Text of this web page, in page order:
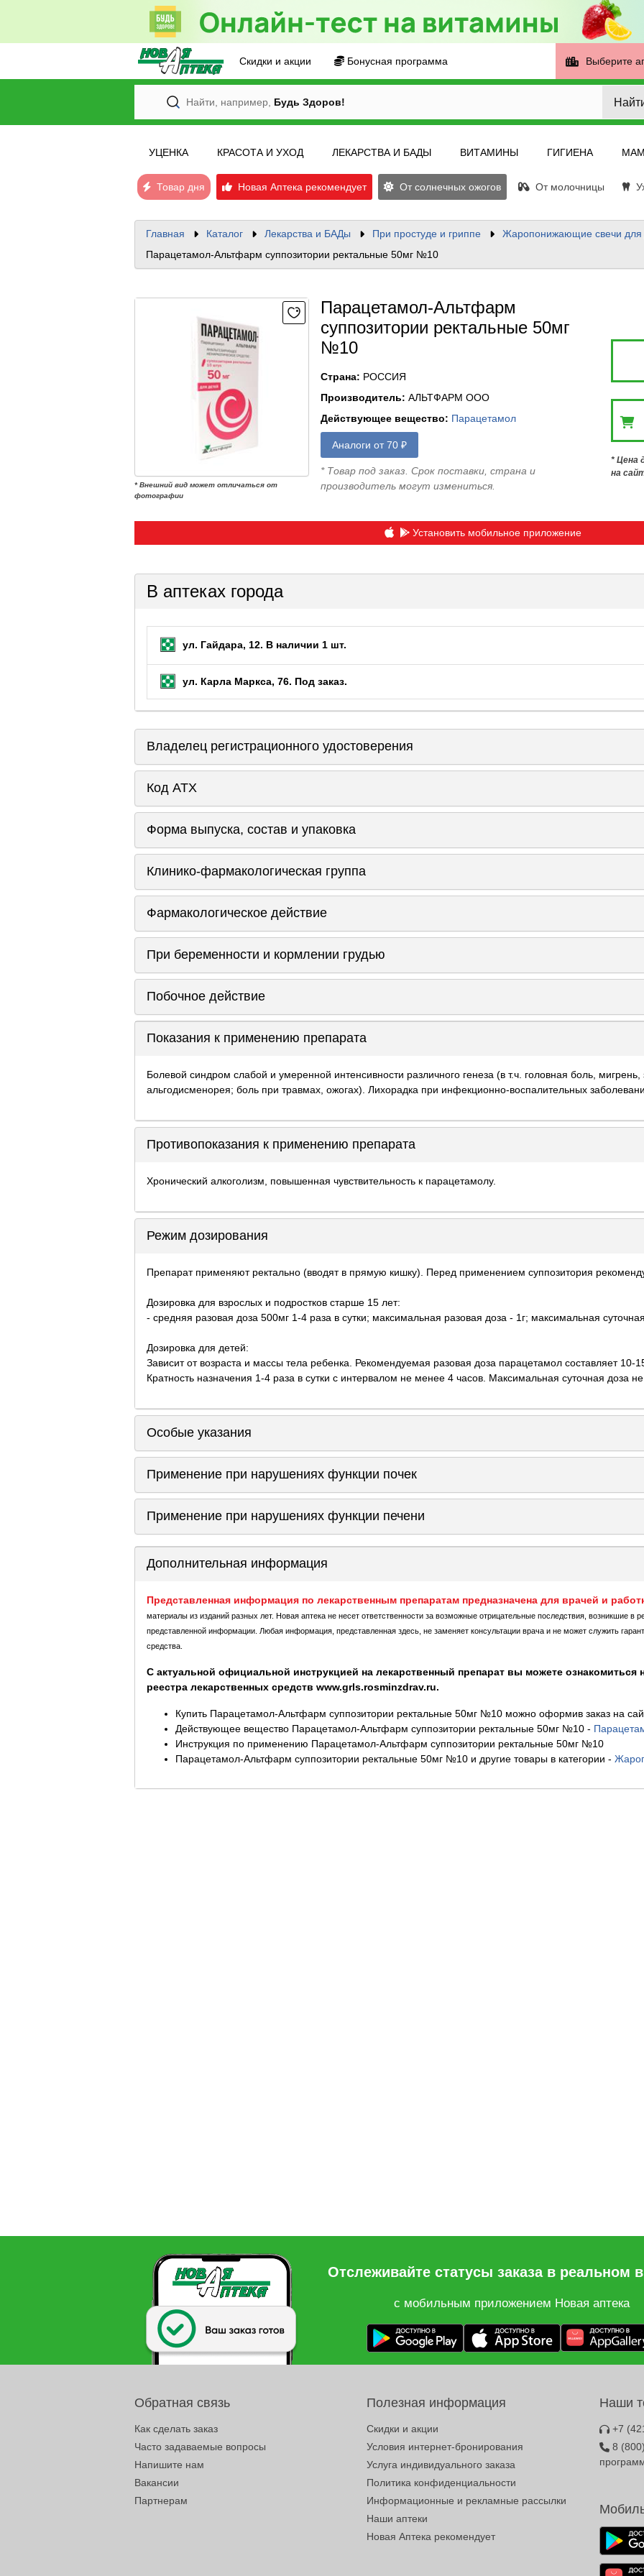
Скидки и акции Бонусная программа Выберите
Найти, например, Будь Здоров!
УЦЕНКА КРАСОТА И УХОД ЛЕКАРСТВА И БАДЫ ВИТАМИНЫ ГИГИЕНА
Товар дня Новая Аптека рекомендует От солнечных ожогов От молочницы
Главная Каталог Лекарства и БАДы При простуде и гриппе
Жаропонижающие свечи для
Парацетамол-Альтфарм суппозитории ректальные 50мг №10
* Внешний вид может отличаться от
фотографии
Парацетамол-Альтфарм
суппозитории ректальные 50мг
№10
Страна: РОССИЯ
Производитель: АЛЬТФАРМ ООО
Действующее вещество: Парацетамол
Аналоги от 70 ₽
* Товар под заказ. Срок поставки, страна и
производитель могут измениться.
* Цена
на
Установить мобильное приложение
В аптеках города
ул. Гайдара, 12. В наличии 1 шт.
ул. Карла Маркса, 76. Под заказ.
Владелец регистрационного удостоверения
Код ATX
Форма выпуска, состав и упаковка
Клинико-фармакологическая группа
Фармакологическое действие
При беременности и кормлении грудью
Побочное действие
Показания к применению препарата
Болевой синдром слабой и умеренной интенсивности различного генеза (в т.ч. головная боль, мигрень,
альгодисменорея; боль при травмах, ожогах). Лихорадка при инфекционно-воспалительных
Противопоказания к применению препарата
Хронический алкоголизм, повышенная чувствительность к парацетамолу.
Режим дозирования
Препарат применяют ректально (вводят в прямую кишку). Перед применением суппозитория
Дозировка для взрослых и подростков старше 15 лет:
- средняя разовая доза 500мг 1-4 раза в сутки; максимальная разовая доза - 1г; максимальная
Дозировка для детей:
Зависит от возраста и массы тела ребенка. Рекомендуемая разовая доза парацетамол составляет 10-
Кратность назначения 1-4 раза в сутки с интервалом не менее 4 часов. Максимальная суточная доза
Особые указания
Применение при нарушениях функции почек
Применение при нарушениях функции печени
Дополнительная информация
Представленная информация по лекарственным препаратам предназначена для врачей и
материалы из изданий разных лет. Новая аптека не несет ответственности за возможные отрицательные последствия, возникшие в
представленной информации. Любая информация, представленная здесь, не заменяет консультации врача и не может служить
средства.
С актуальной официальной инструкцией на лекарственный препарат вы можете ознакомиться
реестра лекарственных средств www.grls.rosminzdrav.ru.
Купить Парацетамол-Альтфарм суппозитории ректальные 50мг №10 можно оформив заказ на
Действующее вещество Парацетамол-Альтфарм суппозитории ректальные 50мг №10 -
Инструкция по применению Парацетамол-Альтфарм суппозитории ректальные 50мг №10
Парацетамол-Альтфарм суппозитории ректальные 50мг №10 и другие товары в категории -
Отслеживайте статусы заказа в реальном
с мобильным приложением Новая аптека
Обратная связь
Как сделать заказ
Часто задаваемые вопросы
Напишите нам
Вакансии
Партнерам
Полезная информация
Скидки и акции
Условия интернет-бронирования
Услуга индивидуального заказа
Политика конфиденциальности
Информационные и рекламные рассылки
Наши аптеки
Новая Аптека рекомендует
Наши
+7
8